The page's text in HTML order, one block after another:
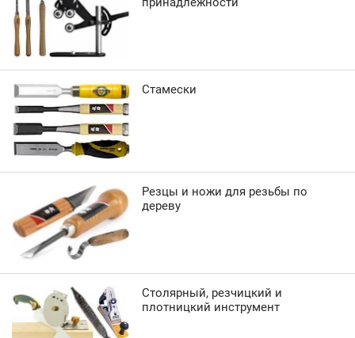
Стамески
Резцы и ножи для резьбы по
дереву
Столярный, резчицкий и
плотницкий инструмент